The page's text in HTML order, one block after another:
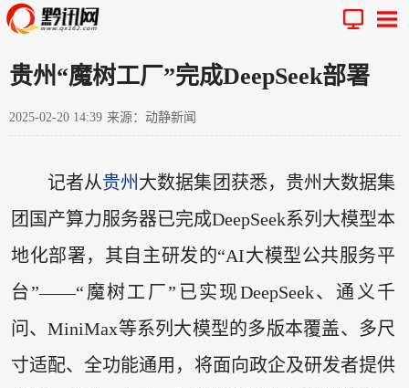
贵州“魔树工厂”完成DeepSeek部署
2025-02-20 14:39 来源：动静新闻
记者从贵州 大数据集团获悉，贵州大数据集
团国产算力服务器已完成DeepSeek系列大模型本
地化部署，其自主研发的“AI大模型公共服务平
台”——“魔树工厂”已实现DeepSeek、通义千
问、MiniMax等系列大模型的多版本覆盖、多尺
寸适配、全功能通用，将面向政企及研发者提供